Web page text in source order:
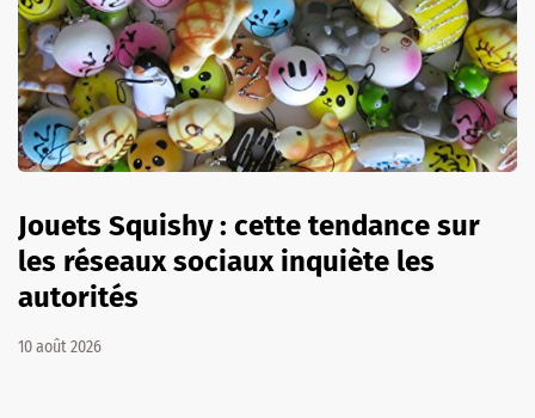
Jouets Squishy : cette tendance sur
les réseaux sociaux inquiète les
autorités
10 août 2026